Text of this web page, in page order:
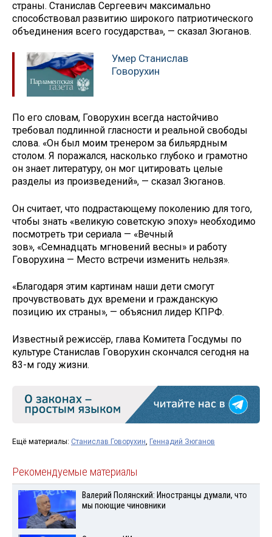
страны. Станислав Сергеевич максимально
способствовал развитию широкого патриотического
объединения всего государства», — сказал Зюганов.
Умер Станислав
Говорухин
По его словам, Говорухин всегда настойчиво
требовал подлинной гласности и реальной свободы
слова. «Он был моим тренером за бильярдным
столом. Я поражался, насколько глубоко и грамотно
он знает литературу, он мог цитировать целые
разделы из произведений», — сказал Зюганов.
Он считает, что подрастающему поколению для того,
чтобы знать «великую советскую эпоху» необходимо
посмотреть три сериала — «Вечный
зов», «Семнадцать мгновений весны» и работу
Говорухина — Место встречи изменить нельзя».
«Благодаря этим картинам наши дети смогут
прочувствовать дух времени и гражданскую
позицию их страны», — объяснил лидер КПРФ.
Известный режиссёр, глава Комитета Госдумы по
культуре Станислав Говорухин скончался сегодня на
83-м году жизни.
Ещё материалы: Станислав Говорухин, Геннадий Зюганов
Рекомендуемые материалы
Валерий Полянский: Иностранцы думали, что
мы поющие чиновники